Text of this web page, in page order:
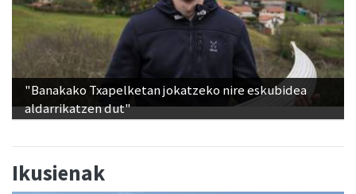
"Banakako Txapelketan jokatzeko nire eskubidea
aldarrikatzen dut"
Ikusienak